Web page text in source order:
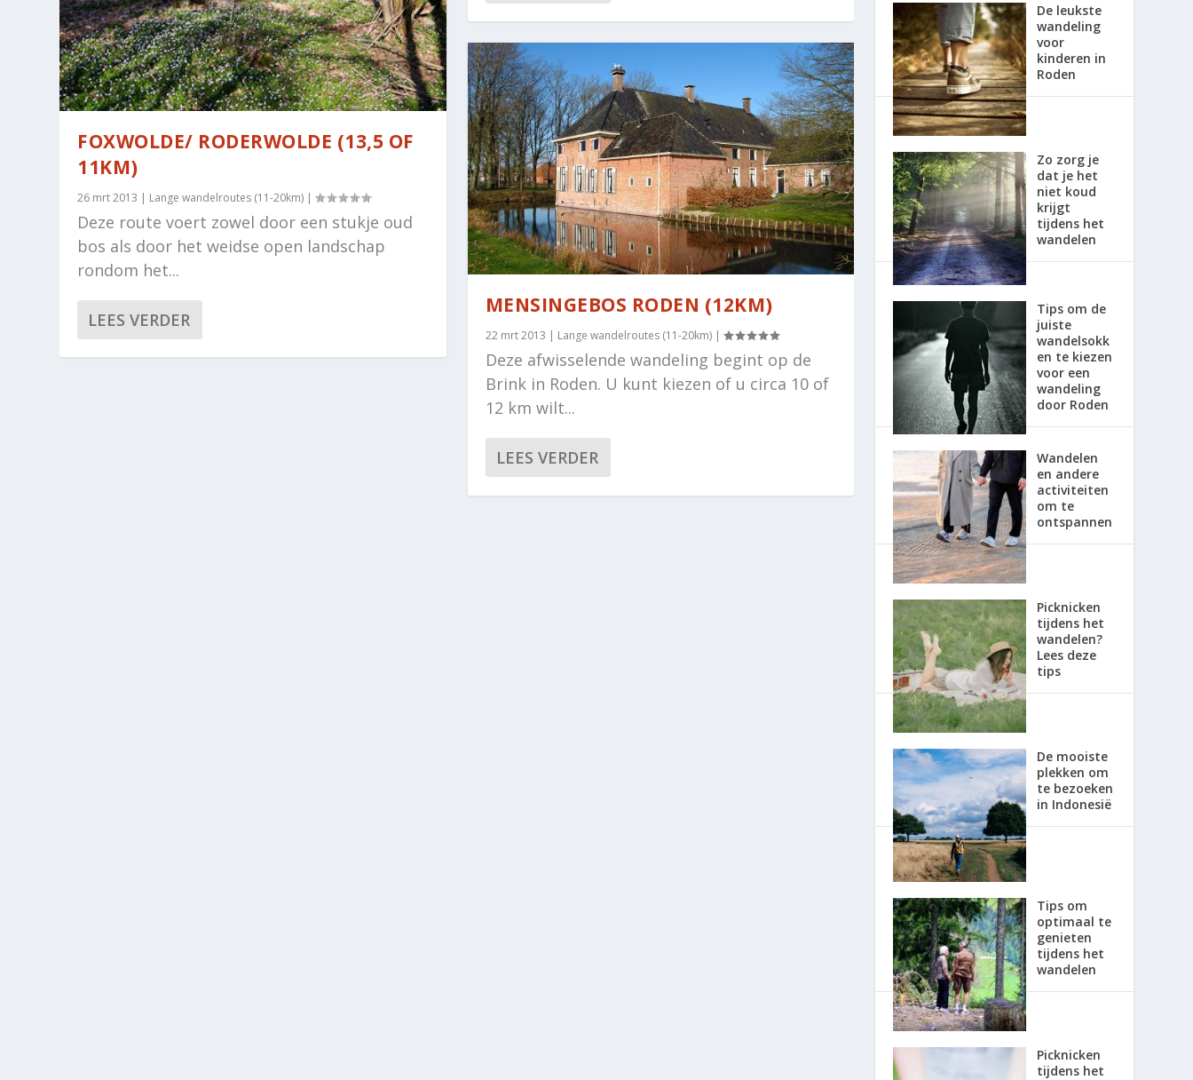
FOXWOLDE/ RODERWOLDE (13,5 OF
11KM)
26 mrt 2013 | Lange wandelroutes (11-20km) |
Deze route voert zowel door een stukje oud
bos als door het weidse open landschap
rondom het...
LEES VERDER
MENSINGEBOS RODEN (12KM)
22 mrt 2013 | Lange wandelroutes (11-20km)|
Deze afwisselende wandeling begint op de
Brink in Roden. U kunt kiezen of u circa 10 of
12 km wilt...
LEES VERDER
De leukste
wandeling
voor
kinderen in
Roden
Zo zorg je
dat je het
niet koud
krijgt
tijdens het
wandelen
Tips om de
juiste
wandelsokk
en te kiezen
voor een
wandeling
door Roden
Wandelen
en andere
activiteiten
om te
ontspannen
Picknicken
tijdens het
wandelen?
Lees deze
tips
De mooiste
plekken om
te bezoeken
in Indonesië
Tips om
optimaal te
genieten
tijdens het
wandelen
Picknicken
tijdens het